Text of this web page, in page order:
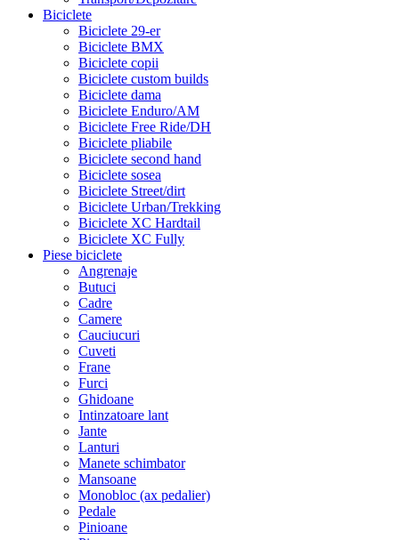
Biciclete
Biciclete 29-er
Biciclete BMX
Biciclete copii
Biciclete custom builds
Biciclete dama
Biciclete Enduro/AM
Biciclete Free Ride/DH
Biciclete pliabile
Biciclete second hand
Biciclete sosea
Biciclete Street/dirt
Biciclete Urban/Trekking
Biciclete XC Hardtail
Biciclete XC Fully
Piese biciclete
Angrenaje
Butuci
Cadre
Camere
Cauciucuri
Cuveti
Frane
Furci
Ghidoane
Intinzatoare lant
Jante
Lanturi
Manete schimbator
Mansoane
Monobloc (ax pedalier)
Pedale
Pinioane